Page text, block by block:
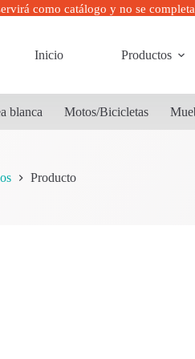
como catálogo y no se
Inicio Productos
blanca Motos/Bicicletas
Producto